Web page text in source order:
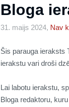
Bloga
31. maijs 2024, Nav
Šis parauga ieraksts
ierakstu vari droši
Lai labotu ierakstu,
Bloga redaktoru,